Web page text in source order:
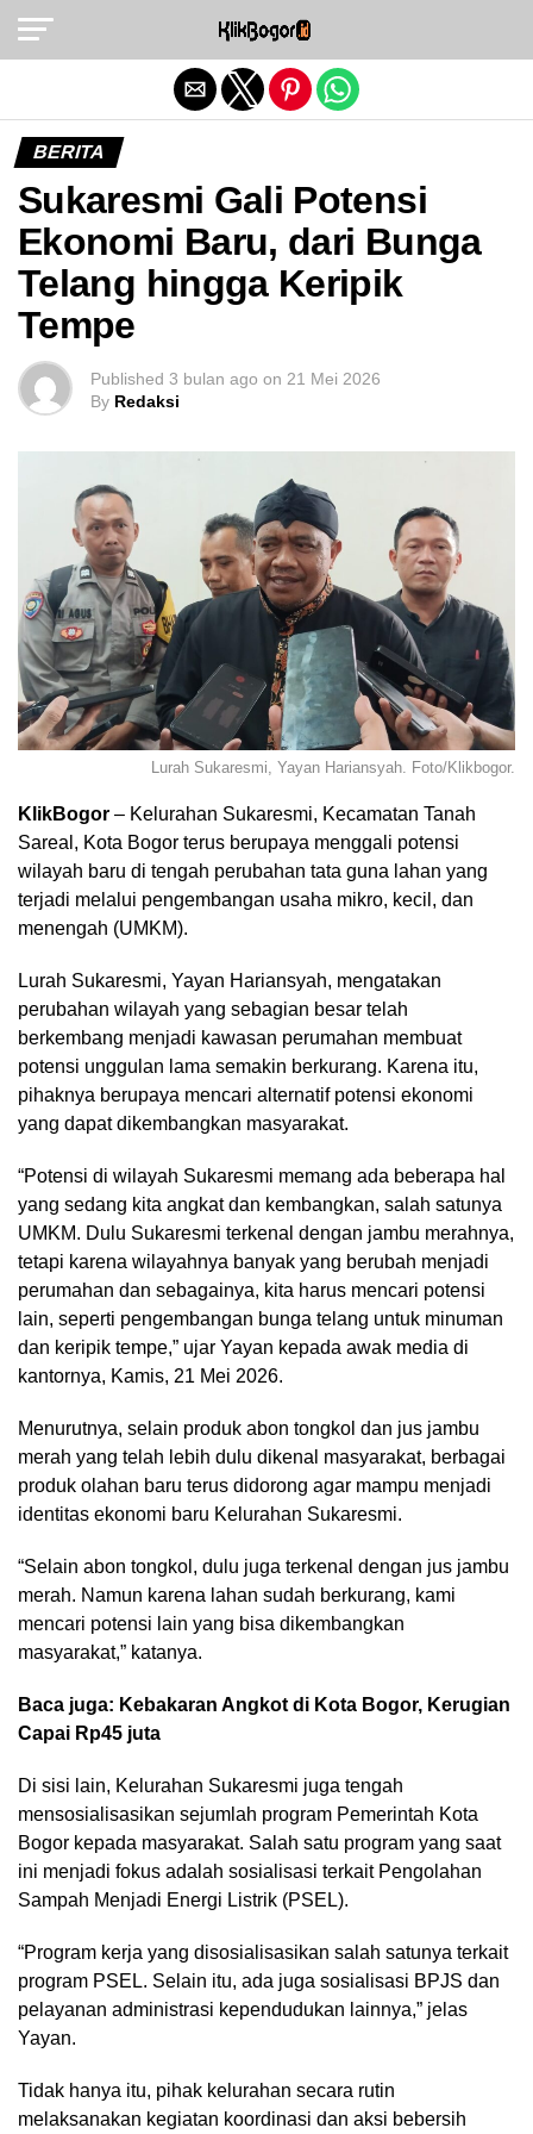
BERITA
Sukaresmi Gali Potensi
Ekonomi Baru, dari Bunga
Telang hingga Keripik
Tempe
Published 3 bulan ago on 21 Mei 2026
By Redaksi
Lurah Sukaresmi, Yayan Hariansyah. Foto/Klikbogor.
KlikBogor – Kelurahan Sukaresmi, Kecamatan Tanah
Sareal, Kota Bogor terus berupaya menggali potensi
wilayah baru di tengah perubahan tata guna lahan yang
terjadi melalui pengembangan usaha mikro, kecil, dan
menengah (UMKM).
Lurah Sukaresmi, Yayan Hariansyah, mengatakan
perubahan wilayah yang sebagian besar telah
berkembang menjadi kawasan perumahan membuat
potensi unggulan lama semakin berkurang. Karena itu,
pihaknya berupaya mencari alternatif potensi ekonomi
yang dapat dikembangkan masyarakat.
“Potensi di wilayah Sukaresmi memang ada beberapa hal
yang sedang kita angkat dan kembangkan, salah satunya
UMKM. Dulu Sukaresmi terkenal dengan jambu merahnya,
tetapi karena wilayahnya banyak yang berubah menjadi
perumahan dan sebagainya, kita harus mencari potensi
lain, seperti pengembangan bunga telang untuk minuman
dan keripik tempe,” ujar Yayan kepada awak media di
kantornya, Kamis, 21 Mei 2026.
Menurutnya, selain produk abon tongkol dan jus jambu
merah yang telah lebih dulu dikenal masyarakat, berbagai
produk olahan baru terus didorong agar mampu menjadi
identitas ekonomi baru Kelurahan Sukaresmi.
“Selain abon tongkol, dulu juga terkenal dengan jus jambu
merah. Namun karena lahan sudah berkurang, kami
mencari potensi lain yang bisa dikembangkan
masyarakat,” katanya.
Baca juga: Kebakaran Angkot di Kota Bogor, Kerugian
Capai Rp45 juta
Di sisi lain, Kelurahan Sukaresmi juga tengah
mensosialisasikan sejumlah program Pemerintah Kota
Bogor kepada masyarakat. Salah satu program yang saat
ini menjadi fokus adalah sosialisasi terkait Pengolahan
Sampah Menjadi Energi Listrik (PSEL).
“Program kerja yang disosialisasikan salah satunya terkait
program PSEL. Selain itu, ada juga sosialisasi BPJS dan
pelayanan administrasi kependudukan lainnya,” jelas
Yayan.
Tidak hanya itu, pihak kelurahan secara rutin
melaksanakan kegiatan koordinasi dan aksi bebersih
Exit mobile version